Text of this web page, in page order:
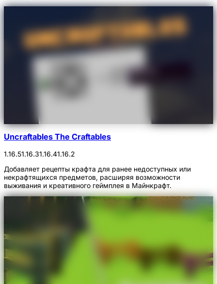
Uncraftables The Craftables
1.16.51.16.31.16.41.16.2
Добавляет рецепты крафта для ранее недоступных или
некрафтящихся предметов, расширяя возможности
выживания и креативного геймплея в Майнкрафт.